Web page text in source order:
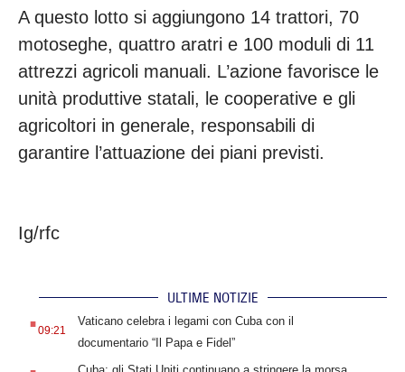
A questo lotto si aggiungono 14 trattori, 70
motoseghe, quattro aratri e 100 moduli di 11
attrezzi agricoli manuali. L’azione favorisce le
unità produttive statali, le cooperative e gli
agricoltori in generale, responsabili di
garantire l’attuazione dei piani previsti.
Ig/rfc
ULTIME NOTIZIE
.09:21
Vaticano celebra i legami con Cuba con il
documentario “Il Papa e Fidel”
.